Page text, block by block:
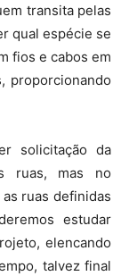
transita pelas
qual espécie se
fios e cabos em
proporcionando
solicitação da
ruas, mas no
ruas definidas
estudar
elencando
talvez final